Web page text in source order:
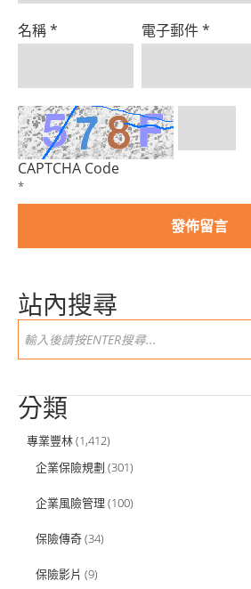
名稱* 電子郵件*
CAPTCHA Code
*
站內搜尋
分類
專業豐林(1,412)
企業保險規劃 (301)
企業風險管理 (100)
保險傳奇(34)
保險影片 (9)